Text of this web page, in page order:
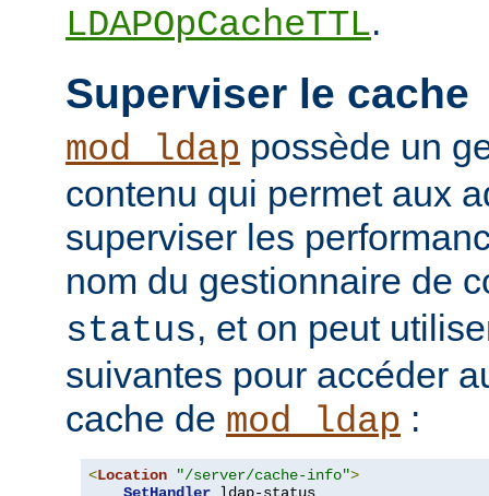
LDAPOpCacheTTL.
Superviser le cache
mod_ldap possède un
contenu qui permet aux
superviser les
nom du gestionnaire de
status, et on peut
suivantes pour accéder
cache de mod_ldap :
<Location "/server/cache-info">